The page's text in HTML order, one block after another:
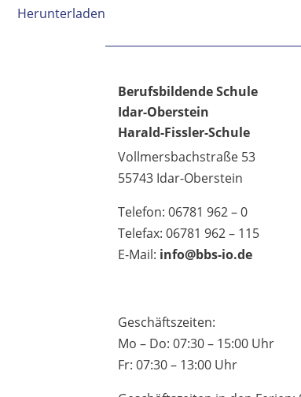
Herunterladen
Berufsbildende Schule
Idar-Oberstein
Harald-Fissler-Schule
Vollmersbachstraße 53
55743 Idar-Oberstein
Telefon: 06781 962 – 0
Telefax: 06781 962 – 115
E-Mail: info@bbs-io.de
Geschäftszeiten:
Mo – Do: 07:30 – 15:00 Uhr
Fr: 07:30 – 13:00 Uhr